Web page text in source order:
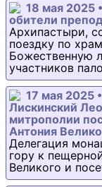
18 мая 2025
обители
Архипастыри,
поездку по
Божественную
участников
17 мая 2025
Лискинский
митрополии
Антония
Делегация
гору к
Великого и